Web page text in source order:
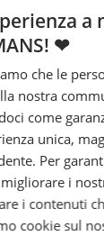
a
❤
che le
nostra
come
unica,
Per
i
i contenuti
cookie sul